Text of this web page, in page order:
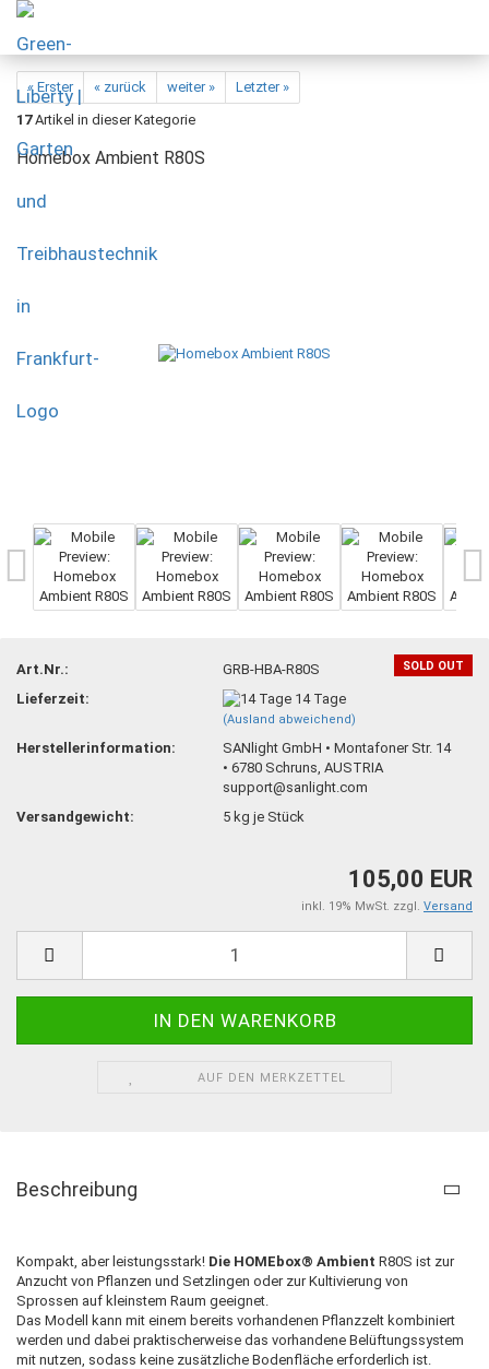
« Erster « zurück weiter »
Letzter »
17Artikel in dieser Kategorie
Homebox Ambient R80S
SOLD OUT
Art.Nr.:
GRB-HBA-R80S
Lieferzeit:
14 Tage
(Ausland abweichend)
Herstellerinformation:
SANlight GmbH • Montafoner Str. 14
• 6780 Schruns, AUSTRIA
support@sanlight.com
Versandgewicht:
5 kg je Stück
105,00 EUR
inkl. 19% MwSt. zzgl. Versand
AUF DEN MERKZETTEL
Beschreibung
Kompakt, aber leistungsstark! Die HOMEbox® Ambient R80S ist zur
Anzucht von Pflanzen und Setzlingen oder zur Kultivierung von
Sprossen auf kleinstem Raum geeignet.
Das Modell kann mit einem bereits vorhandenen Pflanzzelt kombiniert
werden und dabei praktischerweise das vorhandene Belüftungssystem
mit nutzen, sodass keine zusätzliche Bodenfläche erforderlich ist.